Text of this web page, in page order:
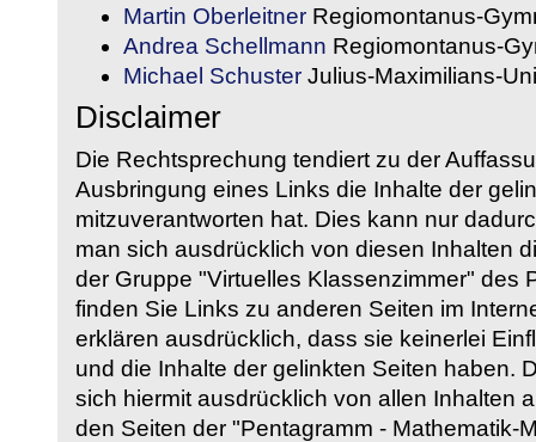
Martin Oberleitner Regiomontanus-
Andrea Schellmann Regiomontanus-
Michael Schuster Julius-Maximilians-
Disclaimer
Die Rechtsprechung tendiert zu der
Ausbringung eines Links die Inhalte der
mitzuverantworten hat. Dies kann nur
man sich ausdrücklich von diesen Inhalten
der Gruppe "Virtuelles Klassenzimmer" des
finden Sie Links zu anderen Seiten im
erklären ausdrücklich, dass sie keinerlei
und die Inhalte der gelinkten Seiten haben.
sich hiermit ausdrücklich von allen Inhalten
den Seiten der "Pentagramm - Mathematik-